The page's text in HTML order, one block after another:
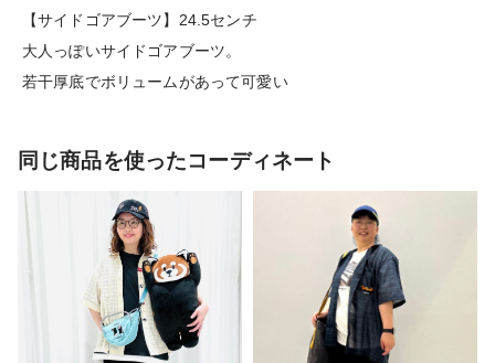
【サイドゴアブーツ】24.5センチ
大人っぽいサイドゴアブーツ。
若干厚底でボリュームがあって可愛い
同じ商品を使ったコーディネート